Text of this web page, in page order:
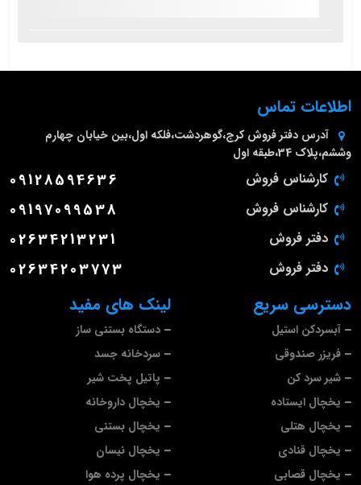
لینک های مفید
دستگاه بستنی ساز
سردخانه جسد
پاتیل پخت شیر
یخچال داروخانه
یخچال بستنی
یخچال نیسان
یخچال پرده هوا
دسترسی سریع
آبسردکن استیل
فریزر صندوقی
شیر سرد کن
یخچال ایستاده
یخچال هتلی
یخچال قنادی
یخچال قصابی
اطلاعات تماس
آدرس دفتر فروش کرج،گوهردشت،فلکه اول،بین خیابان چهارم
وششم،پلاک 34،طبقه اول
کارشناس فروش 09128594636
کارشناس فروش 09197099538
دفتر فروش 02634213231
دفتر فروش 02634203773